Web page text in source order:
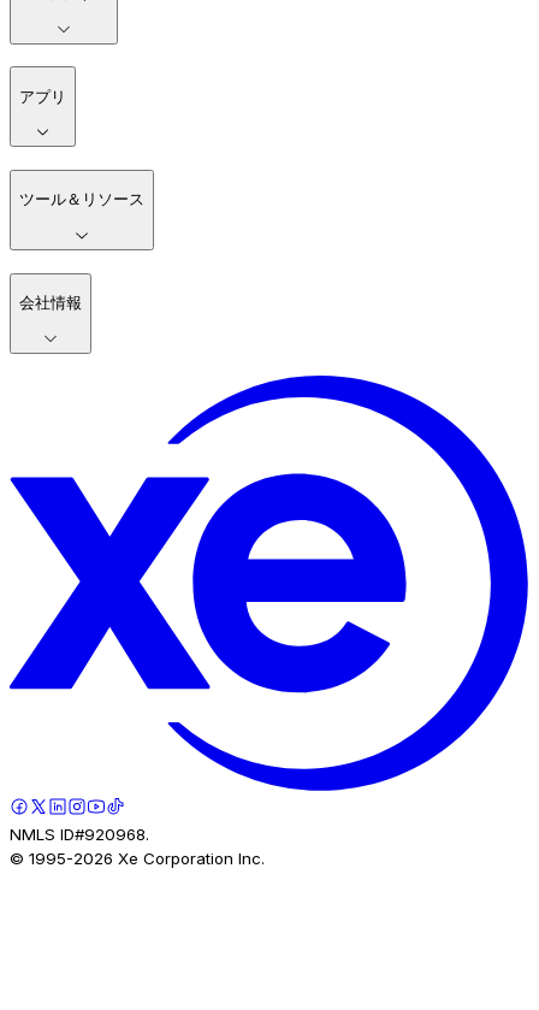
アプリ
ツール＆リソース
会社情報
NMLS ID#920968.
© 1995-2026 Xe Corporation Inc.